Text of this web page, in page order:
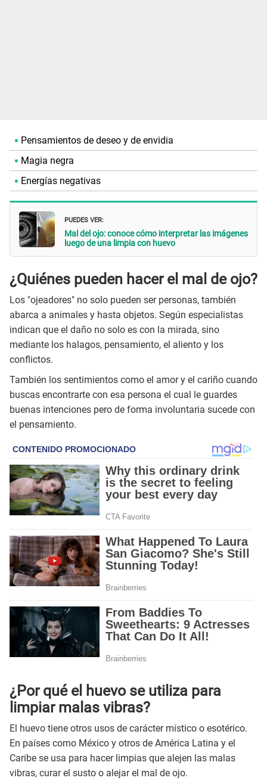
Pensamientos de deseo y de envidia
Magia negra
Energías negativas
PUEDES VER:
Mal del ojo: conoce cómo interpretar las imágenes
luego de una limpia con huevo
¿Quiénes pueden hacer el mal de ojo?
Los "ojeadores" no solo pueden ser personas, también
abarca a animales y hasta objetos. Según especialistas
indican que el daño no solo es con la mirada, sino
mediante los halagos, pensamiento, el aliento y los
conflictos.
También los sentimientos como el amor y el cariño cuando
buscas encontrarte con esa persona el cual le guardes
buenas intenciones pero de forma involuntaria sucede con
el pensamiento.
¿Por qué el huevo se utiliza para
limpiar malas vibras?
El huevo tiene otros usos de carácter místico o esotérico.
En países como México y otros de América Latina y el
Caribe se usa para hacer limpias que alejen las malas
vibras, curar el susto o alejar el mal de ojo.